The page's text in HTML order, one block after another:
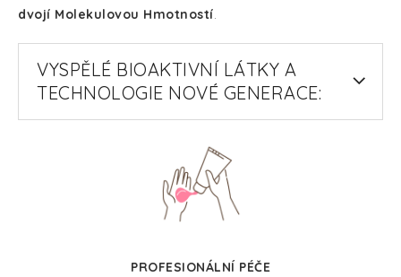
dvojí Molekulovou Hmotností.
VYSPĚLÉ BIOAKTIVNÍ LÁTKY A
TECHNOLOGIE NOVÉ GENERACE:
PROFESIONÁLNÍ PÉČE